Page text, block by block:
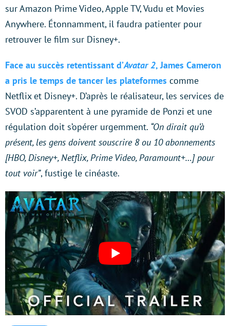
sur Amazon Prime Video, Apple TV, Vudu et Movies
Anywhere. Étonnamment, il faudra patienter pour
retrouver le film sur Disney+.
Face au succès retentissant d’Avatar 2, James Cameron
a pris le temps de tancer les plateformes comme
Netflix et Disney+. D’après le réalisateur, les services de
SVOD s’apparentent à une pyramide de Ponzi et une
régulation doit s’opérer urgemment. “On dirait qu’à
présent, les gens doivent souscrire 8 ou 10 abonnements
[HBO, Disney+, Netflix, Prime Video, Paramount+…] pour
tout voir”, fustige le cinéaste.